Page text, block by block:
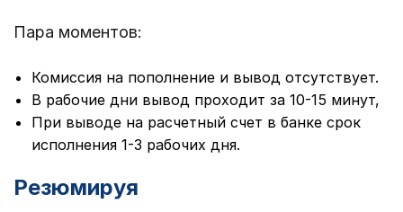
Пара моментов:
Комиссия на пополнение и вывод отсутствует.
В рабочие дни вывод проходит за 10-15 минут,
При выводе на расчетный счет в банке срок
исполнения 1-3 рабочих дня.
Резюмируя